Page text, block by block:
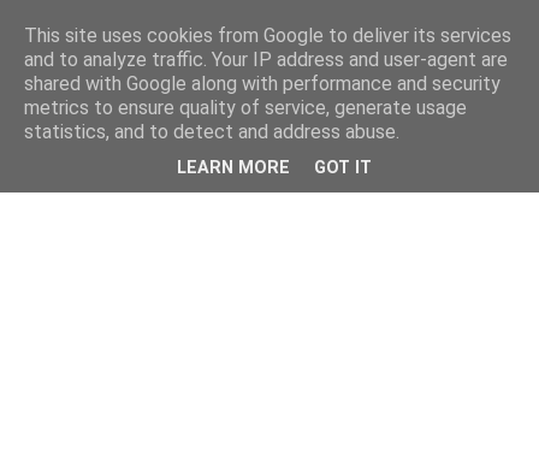
This site uses cookies from Google to deliver its services
and to analyze traffic. Your IP address and user-agent are
shared with Google along with performance and security
metrics to ensure quality of service, generate usage
statistics, and to detect and address abuse.
LEARN MORE GOT IT